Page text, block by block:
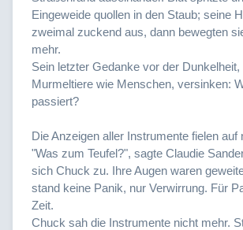
Eingeweide quollen in den Staub; seine
zweimal zuckend aus, dann bewegten
mehr.
Sein letzter Gedanke vor der Dunkelheit,
Murmeltiere wie Menschen, versinken:
passiert?
Die Anzeigen aller Instrumente fielen auf
"Was zum Teufel?", sagte Claudie
sich Chuck zu. Ihre Augen waren
stand keine Panik, nur Verwirrung. Für
Zeit.
Chuck sah die Instrumente nicht mehr.